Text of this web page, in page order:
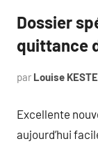
Dossier
quittance
par Louise
Excellente
aujourd’hui